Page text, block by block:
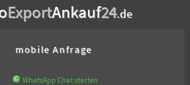
ExportAnkauf24.de
mobile Anfrage
WhatsApp Chat starten